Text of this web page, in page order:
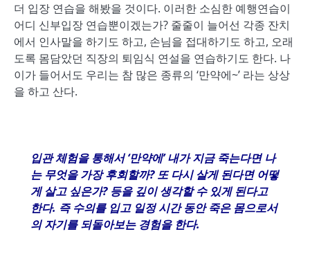
더 입장 연습을 해봤을 것이다. 이러한 소심한 예행연습이
어디 신부입장 연습뿐이겠는가? 줄줄이 늘어선 각종 잔치
에서 인사말을 하기도 하고, 손님을 접대하기도 하고, 오래
도록 몸담았던 직장의 퇴임식 연설을 연습하기도 한다. 나
이가 들어서도 우리는 참 많은 종류의 ‘만약에~’ 라는 상상
을 하고 산다.
입관 체험을 통해서‘만약에’내가 지금 죽는다면 나
는 무엇을 가장 후회할까?또 다시 살게 된다면 어떻
게 살고 싶은가? 등을 깊이 생각할 수 있게 된다고
한다. 즉 수의를 입고 일정 시간 동안 죽은 몸으로서
의 자기를 되돌아보는 경험을 한다.